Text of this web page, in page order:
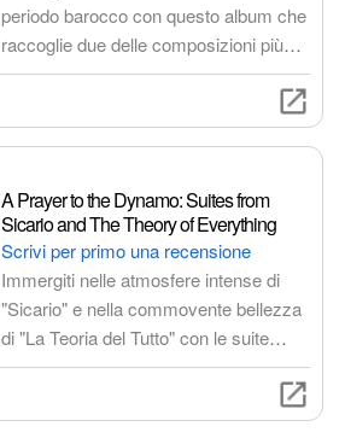
periodo barocco con questo album che
raccoglie due delle composizioni più
celebri di George Frideric Handel: la
Reali Fuochi d'Artificio. Sotto la
Gardiner, l'English Baroque Soloists
danno vita a un'esecuzione vibrante e
ricca di dettagli.
A Prayer to the Dynamo: Suites from
Sicario and The Theory of Everything
Scrivi per primo una recensione
Immergiti nelle atmosfere intense di
"Sicario" e nella commovente bellezza
di "La Teoria del Tutto" con le suite
musicali di Jóhann Jóhannsson.
indimenticabile per gli amanti del